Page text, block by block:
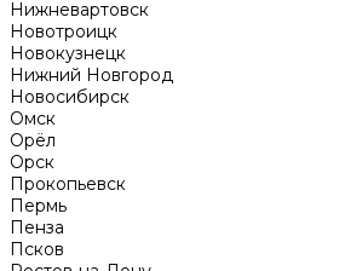
Нижневартовск
Новотроицк
Новокузнецк
Нижний Новгород
Новосибирск
Омск
Орёл
Орск
Прокопьевск
Пермь
Пенза
Псков